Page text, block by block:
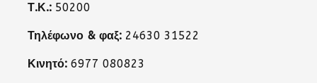
Τ.Κ.: 50200
Τηλέφωνο & φαξ: 24630 31522
Κινητό: 6977 080823